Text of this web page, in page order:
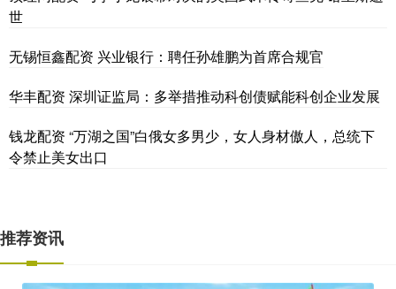
世
无锡恒鑫配资 兴业银行：聘任孙雄鹏为首席合规官
华丰配资 深圳证监局：多举措推动科创债赋能科创企业发展
钱龙配资 “万湖之国”白俄女多男少，女人身材傲人，总统下
令禁止美女出口
推荐资讯